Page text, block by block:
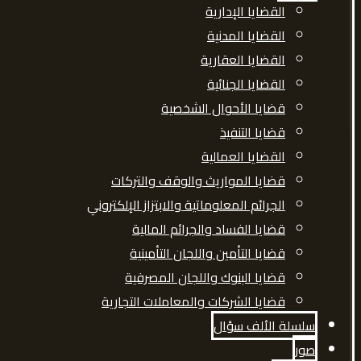
القضايا الإدارية
القضايا المدنية
القضايا العقارية
القضايا الجنائية
قضايا الأحوال الشخصية
قضايا التنفيذ
القضايا العمالية
قضايا المواريث والوقف والتركات
الجرائم المعلوماتية والابتزاز الإلكتروني
قضايا الفساد والجرائم المالية
قضايا التأمين واللجان التأمينية
قضايا البنوك واللجان المصرفية
قضايا الشركات والمعاملات التجارية
سلسلة الألف سؤال
صور